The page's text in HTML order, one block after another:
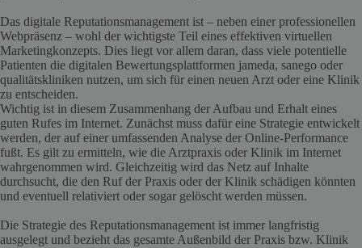
Das digitale Reputationsmanagement ist – neben einer professionellen
Webpräsenz – wohl der wichtigste Teil eines effektiven virtuellen
Marketingkonzepts. Dies liegt vor allem daran, dass viele potentielle
Patienten die digitalen Bewertungsplattformen jameda, sanego oder
qualitätskliniken nutzen, um sich für einen neuen Arzt oder eine Klinik
zu entscheiden.
Wichtig ist in diesem Zusammenhang der Aufbau und Erhalt eines
guten Rufes im Internet. Zunächst muss dafür eine Strategie entwickelt
werden, der auf einer umfassenden Analyse der Online-Performance
fußt. Es gilt zu ermitteln, wie die Arztpraxis oder Klinik im Internet
wahrgenommen wird. Gleichzeitig wird das Netz auf Inhalte
durchsucht, die den Ruf der Praxis oder der Klinik schädigen könnten
und eventuell relativiert oder sogar gelöscht werden müssen.
Die Strategie des Reputationsmanagement ist immer langfristig
ausgelegt und bezieht das gesamte Außenbild der Praxis bzw. Klinik